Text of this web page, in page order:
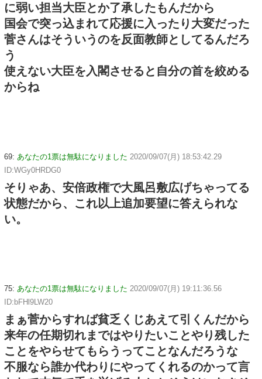
に弱い担当大臣とか了承したもんだから
国会で突っ込まれて応援に入ったり大変だった
菅さんはそういうのを反面教師としてるんだろ
う
使えない大臣を入閣させると自分の首を絞める
からね
69: あなたの1票は無駄になりました 2020/09/07(月) 18:53:42.29
ID:WGy0HRDG0
そりゃあ、安倍政権で大風呂敷広げちゃってる
状態だから、これ以上追加要望に答えられな
い。
75: あなたの1票は無駄になりました 2020/09/07(月) 19:11:36.56
ID:bFHl9LW20
まぁ菅からすれば貧乏くじあえて引くんだから
来年の任期切れまではやりたいことやり残した
ことをやらせてもらうってことなんだろうな
不服なら誰か代わりにやってくれるのかって言